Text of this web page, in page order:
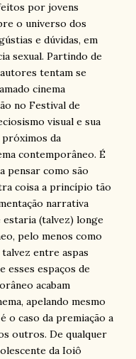
por jovens
o universo dos
e dúvidas, em
sexual. Partindo de
tentam se
cinema
no Festival de
visual e sua
da
contemporâneo. É
pensar como são
coisa a princípio tão
narrativa
(talvez) longe
pelo menos como
entre aspas
esses espaços de
acabam
apelando mesmo
o caso da premiação a
outros. De qualquer
da Ioiô